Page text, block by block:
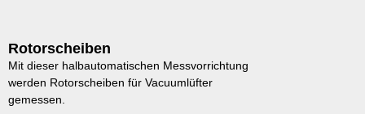
Rotorscheiben
Mit dieser halbautomatischen Messvorrichtung
werden Rotorscheiben für Vacuumlüfter
gemessen.